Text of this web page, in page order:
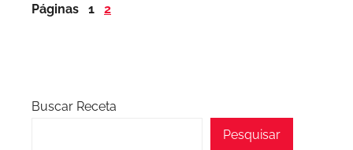
Páginas 1 2
Buscar Receta
Pesquisar